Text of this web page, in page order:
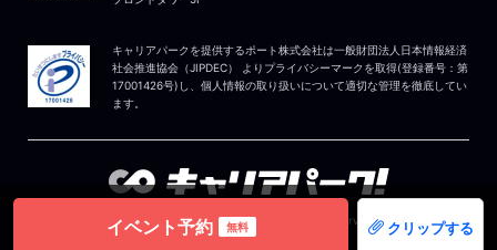
イベント予約 無料 クリップする